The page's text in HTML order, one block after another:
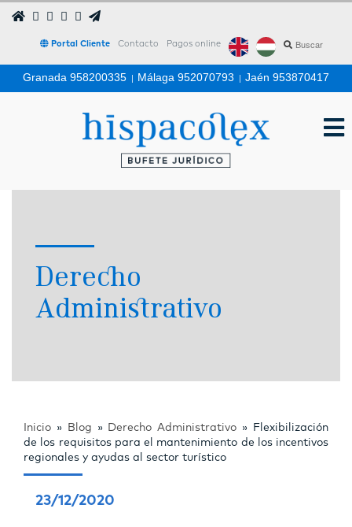
Portal Cliente Contacto Pagos online
Granada 958200335 | Málaga 952070793 | Jaén 953870417
Derecho
Administrativo
Inicio » Blog » Derecho Administrativo »
Flexibilización
de los requisitos para el mantenimiento de los incentivos
regionales y ayudas al sector turístico
23/12/2020